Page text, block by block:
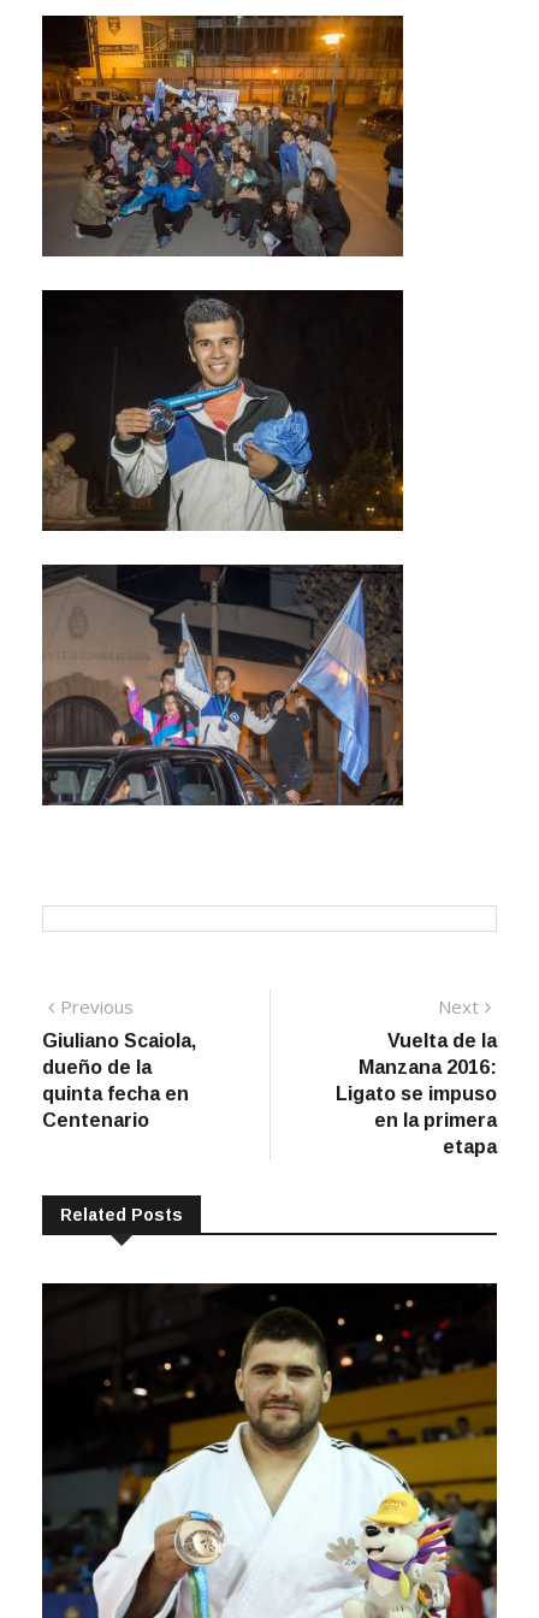
Navegación
de
entradas
Previous
post:
Giuliano Scaiola,
dueño de la
quinta fecha en
Centenario
Next
post:
Vuelta de la
Manzana 2016:
Ligato se impuso
en la primera
etapa
Related Posts